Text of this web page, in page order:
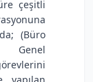
çeşitli
(Büro
Genel